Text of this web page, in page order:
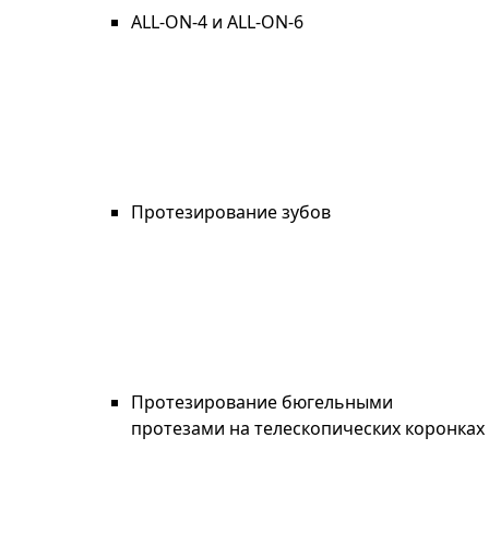
ALL-ON-4 и ALL-ON-6
Протезирование зубов
Протезирование бюгельными
протезами на телескопических коронках